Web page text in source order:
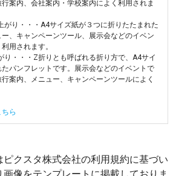
案内、会社案内・学校案内によく利用されま
がり・・・A4サイズ紙が３つに折りたたまれた
、キャンペーンツール、展示会などのイベン
用されます。
り・・・Z折りとも呼ばれる折り方で、A4サイ
パンフレットです。展示会などのイベントで
案内、メニュー、キャンペーンツールによく
ちら
クスタ株式会社の利用規約に基づい